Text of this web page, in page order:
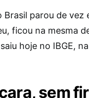
parou de vez
ficou na mesma
hoje no IBGE,
sem